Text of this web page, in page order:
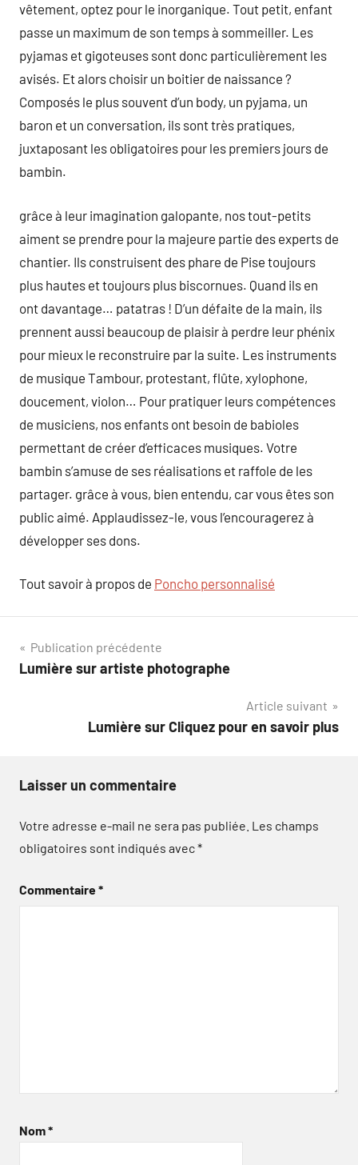
vêtement, optez pour le inorganique. Tout petit, enfant
passe un maximum de son temps à sommeiller. Les
pyjamas et gigoteuses sont donc particulièrement les
avisés. Et alors choisir un boitier de naissance ?
Composés le plus souvent d’un body, un pyjama, un
baron et un conversation, ils sont très pratiques,
juxtaposant les obligatoires pour les premiers jours de
bambin.
grâce à leur imagination galopante, nos tout-petits
aiment se prendre pour la majeure partie des experts de
chantier. Ils construisent des phare de Pise toujours
plus hautes et toujours plus biscornues. Quand ils en
ont davantage… patatras ! D’un défaite de la main, ils
prennent aussi beaucoup de plaisir à perdre leur phénix
pour mieux le reconstruire par la suite. Les instruments
de musique Tambour, protestant, flûte, xylophone,
doucement, violon… Pour pratiquer leurs compétences
de musiciens, nos enfants ont besoin de babioles
permettant de créer d’efficaces musiques. Votre
bambin s’amuse de ses réalisations et raffole de les
partager. grâce à vous, bien entendu, car vous êtes son
public aimé. Applaudissez-le, vous l’encouragerez à
développer ses dons.
Tout savoir à propos de Poncho personnalisé
Navigation
de
Publication précédente
Lumière sur artiste photographe
Article suivant
Lumière sur Cliquez pour en savoir plus
Laisser un commentaire
Votre adresse e-mail ne sera pas publiée. Les champs
obligatoires sont indiqués avec*
Commentaire*
Nom*